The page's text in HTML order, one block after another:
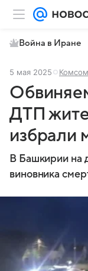
Война в Иране
5 мая 2025
ДТП
избрали
В Башкирии на
виновника